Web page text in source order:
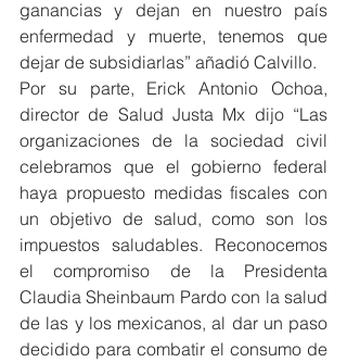
ganancias y dejan en nuestro país
enfermedad y muerte, tenemos que
dejar de subsidiarlas” añadió Calvillo.
Por su parte, Erick Antonio Ochoa,
director de Salud Justa Mx dijo “Las
organizaciones de la sociedad civil
celebramos que el gobierno federal
haya propuesto medidas fiscales con
un objetivo de salud, como son los
impuestos saludables. Reconocemos
el compromiso de la Presidenta
Claudia Sheinbaum Pardo con la salud
de las y los mexicanos, al dar un paso
decidido para combatir el consumo de